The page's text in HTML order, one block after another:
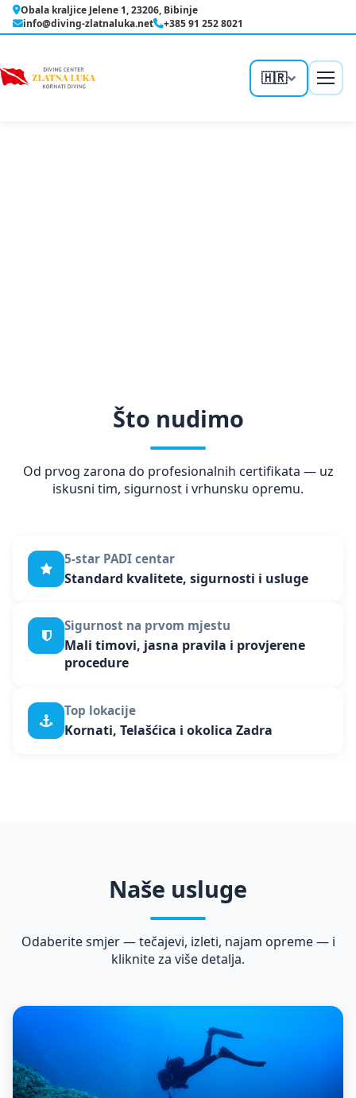
Preskoči
na
Obala kraljice Jelene 1, 23206, Bibinje
info@diving-zlatnaluka.net
+385 91 252 8021
🇭🇷
Što nudimo
Od prvog zarona do profesionalnih certifikata — uz
iskusni tim, sigurnost i vrhunsku opremu.
5-star PADI centar
Standard kvalitete, sigurnosti i usluge
Sigurnost na prvom mjestu
Mali timovi, jasna pravila i provjerene
procedure
Top lokacije
Kornati, Telašćica i okolica Zadra
Naše usluge
Odaberite smjer — tečajevi, izleti, najam opreme — i
kliknite za više detalja.